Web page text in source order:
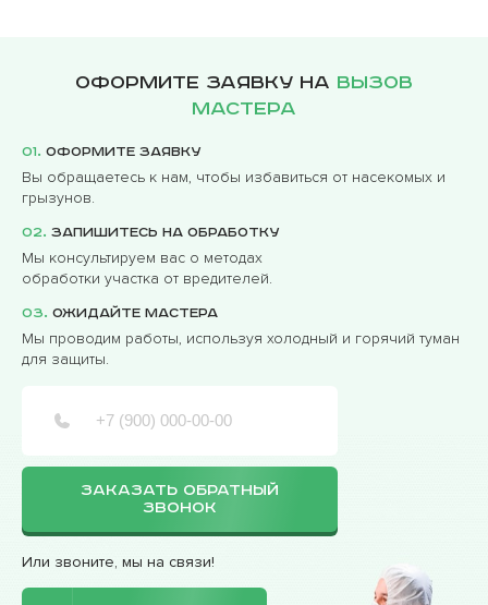
Оформите заявку на вызов
мастера
01. Оформите заявку
Вы обращаетесь к нам, чтобы избавиться от насекомых и
грызунов.
02. Запишитесь на обработку
Мы консультируем вас о методах
обработки участка от вредителей.
03. Ожидайте мастера
Мы проводим работы, используя холодный и горячий туман
для защиты.
ЗАКАЗАТЬ ОБРАТНЫЙ
ЗВОНОК
Или звоните, мы на связи!